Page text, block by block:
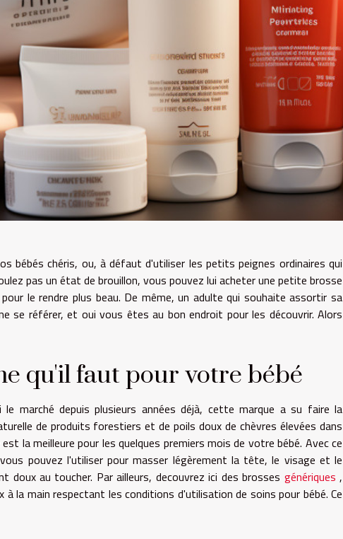
bébés chéris, ou, à défaut d'utiliser les petits peignes ordinaires qui
pas un état de brouillon, vous pouvez lui acheter une petite brosse
le rendre plus beau. De même, un adulte qui souhaite assortir sa
se référer, et oui vous êtes au bon endroit pour les découvrir. Alors
qu'il faut pour votre bébé
marché depuis plusieurs années déjà, cette marque a su faire la
de produits forestiers et de poils doux de chèvres élevées dans
la meilleure pour les quelques premiers mois de votre bébé. Avec ce
pouvez l'utiliser pour masser légèrement la tête, le visage et le
doux au toucher. Par ailleurs, decouvrez ici des brosses génériques ,
la main respectant les conditions d'utilisation de soins pour bébé. Ce